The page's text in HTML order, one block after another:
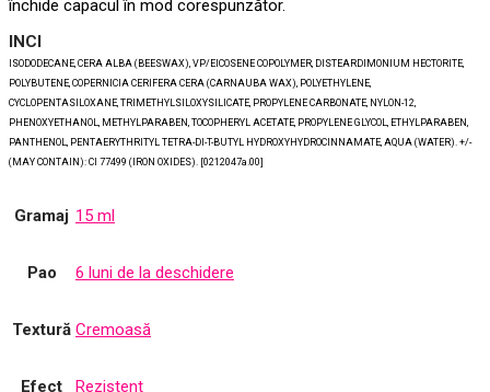
închide capacul în mod corespunzător.
INCI
ISODODECANE, CERA ALBA (BEESWAX), VP/EICOSENE COPOLYMER, DISTEARDIMONIUM HECTORITE,
POLYBUTENE, COPERNICIA CERIFERA CERA (CARNAUBA WAX), POLYETHYLENE,
CYCLOPENTASILOXANE, TRIMETHYLSILOXYSILICATE, PROPYLENE CARBONATE, NYLON-12,
PHENOXYETHANOL, METHYLPARABEN, TOCOPHERYL ACETATE, PROPYLENE GLYCOL, ETHYLPARABEN,
PANTHENOL, PENTAERYTHRITYL TETRA-DI-T-BUTYL HYDROXYHYDROCINNAMATE, AQUA (WATER). +/-
(MAY CONTAIN): CI 77499 (IRON OXIDES). [0212047a.00]
Gramaj 15 ml
Pao 6 luni de la deschidere
Textură Cremoasă
Efect Rezistent